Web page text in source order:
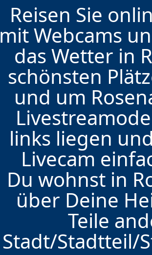
Reisen Sie
mit Webcams
das Wetter in
schönsten
und um
links liegen
Livecam
Du wohnst in
über Deine
Teile
Stadt/Stadtteil/